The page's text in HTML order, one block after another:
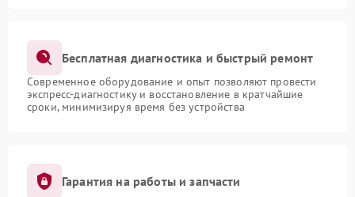
Бесплатная диагностика и быстрый ремонт
Современное оборудование и опыт позволяют провести
экспресс-диагностику и восстановление в кратчайшие
сроки, минимизируя время без устройства
Гарантия на работы и запчасти